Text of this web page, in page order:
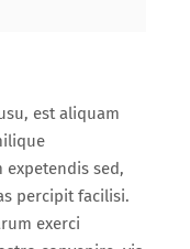
est aliquam
sed,
percipit facilisi.
exerci